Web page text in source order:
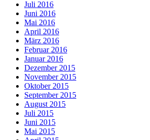
Juli 2016
Juni 2016
Mai 2016
April 2016
März 2016
Februar 2016
Januar 2016
Dezember 2015
November 2015
Oktober 2015
September 2015
August 2015
Juli 2015
Juni 2015
Mai 2015